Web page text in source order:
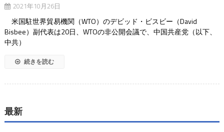
2021年10月26日
米国駐世界貿易機関（WTO）のデビッド・ビスビー（David
Bisbee）副代表は20日、WTOの非公開会議で、中国共産党（以下、
中共）
続きを読む
最新